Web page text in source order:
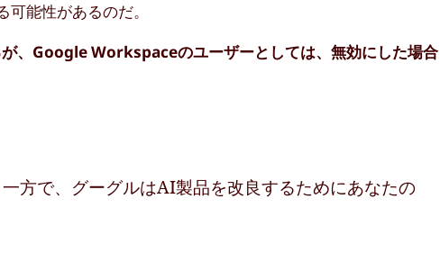
能性があるのだ。
が、Google Workspaceのユーザーとしては、無効にした場合
方で、グーグルはAI製品を改良するためにあなたの